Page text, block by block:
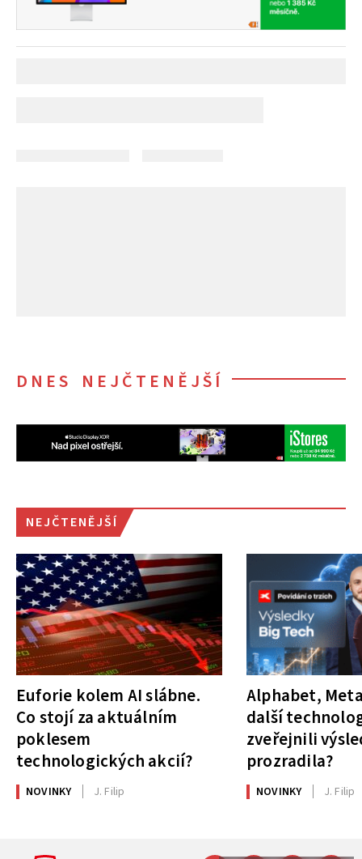
DNES NEJČTENĚJŠÍ
NEJČTENĚJŠÍ
Euforie kolem AI slábne.
Co stojí za aktuálním
poklesem
technologických akcií?
NOVINKY J. Filip
Alphabet,
další
zveřejnili
prozradila?
NOVINKY J. Filip